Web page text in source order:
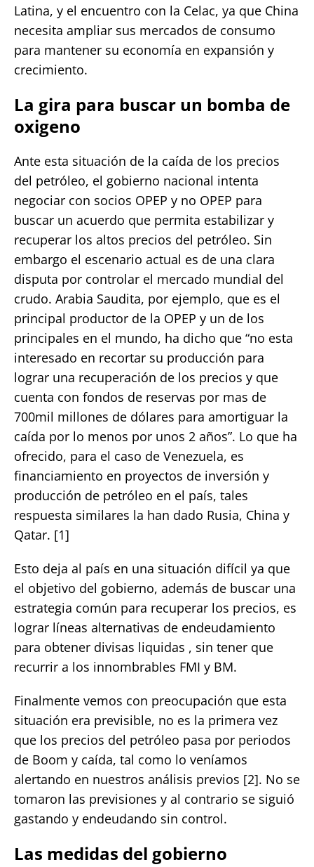
Latina, y el encuentro con la Celac, ya que China
necesita ampliar sus mercados de consumo
para mantener su economía en expansión y
crecimiento.
La gira para buscar un bomba de
oxigeno
Ante esta situación de la caída de los precios
del petróleo, el gobierno nacional intenta
negociar con socios OPEP y no OPEP para
buscar un acuerdo que permita estabilizar y
recuperar los altos precios del petróleo. Sin
embargo el escenario actual es de una clara
disputa por controlar el mercado mundial del
crudo. Arabia Saudita, por ejemplo, que es el
principal productor de la OPEP y un de los
principales en el mundo, ha dicho que “no esta
interesado en recortar su producción para
lograr una recuperación de los precios y que
cuenta con fondos de reservas por mas de
700mil millones de dólares para amortiguar la
caída por lo menos por unos 2 años”. Lo que ha
ofrecido, para el caso de Venezuela, es
financiamiento en proyectos de inversión y
producción de petróleo en el país, tales
respuesta similares la han dado Rusia, China y
Qatar. [1]
Esto deja al país en una situación difícil ya que
el objetivo del gobierno, además de buscar una
estrategia común para recuperar los precios, es
lograr líneas alternativas de endeudamiento
para obtener divisas liquidas , sin tener que
recurrir a los innombrables FMI y BM.
Finalmente vemos con preocupación que esta
situación era previsible, no es la primera vez
que los precios del petróleo pasa por periodos
de Boom y caída, tal como lo veníamos
alertando en nuestros análisis previos [2]. No se
tomaron las previsiones y al contrario se siguió
gastando y endeudando sin control.
Las medidas del gobierno